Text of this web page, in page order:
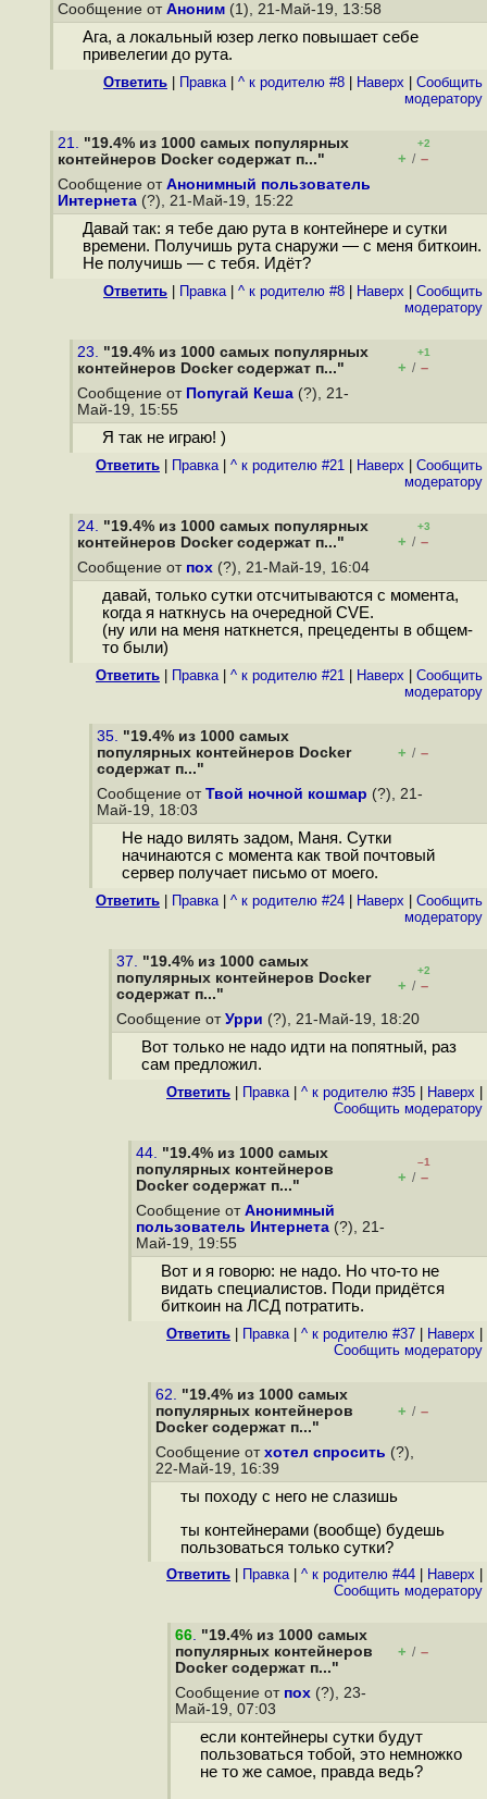
Сообщение от Аноним (1), 21-Май-19, 13:58
Ага, а локальный юзер легко повышает себе
привелегии до рута.
Ответить Правка| ^ к родителю #8 Наверх
Cообщить
модератору
21. "19.4% из 1000 самых популярных
контейнеров Docker содержат п..."
+2
+ / –
Сообщение от Анонимный пользователь
Интернета (?), 21-Май-19, 15:22
Давай так: я тебе даю рута в контейнере и сутки
времени. Получишь рута снаружи — с меня биткоин.
Не получишь — с тебя. Идёт?
Ответить Правка| ^ к родителю #8 Наверх
Cообщить
модератору
23. "19.4% из 1000 самых популярных
контейнеров Docker содержат п..."
+1
+ / –
Сообщение от Попугай Кеша (?), 21-
Май-19, 15:55
Я так не играю! )
Ответить Правка| ^ к родителю #21 Наверх
Cообщить
модератору
24. "19.4% из 1000 самых популярных
контейнеров Docker содержат п..."
+3
+ / –
Сообщение от пох (?), 21-Май-19, 16:04
давай, только сутки отсчитываются с момента,
когда я наткнусь на очередной CVE.
(ну или на меня наткнется, прецеденты в общем-
то были)
Ответить Правка| ^ к родителю #21 Наверх
Cообщить
модератору
35. "19.4% из 1000 самых
популярных контейнеров Docker
содержат п..."
+ / –
Сообщение от Твой ночной кошмар (?), 21-
Май-19, 18:03
Не надо вилять задом, Маня. Сутки
начинаются с момента как твой почтовый
сервер получает письмо от моего.
Ответить Правка| ^ к родителю #24 Наверх
Cообщить
модератору
37. "19.4% из 1000 самых
популярных контейнеров Docker
содержат п..."
+2
+ / –
Сообщение от Урри (?), 21-Май-19, 18:20
Вот только не надо идти на попятный, раз
сам предложил.
Ответить Правка| ^ к родителю #35 Наверх
Cообщить модератору
44. "19.4% из 1000 самых
популярных контейнеров
Docker содержат п..."
–1
+ / –
Сообщение от Анонимный
пользователь Интернета (?), 21-
Май-19, 19:55
Вот и я говорю: не надо. Но что-то не
видать специалистов. Поди придётся
биткоин на ЛСД потратить.
Ответить Правка| ^ к родителю #37 Наверх
Cообщить модератору
62. "19.4% из 1000 самых
популярных контейнеров
Docker содержат п..."
+ / –
Сообщение от хотел спросить (?),
22-Май-19, 16:39
ты походу с него не слазишь
ты контейнерами (вообще) будешь
пользоваться только сутки?
Ответить Правка| ^ к родителю #44 Наверх
Cообщить модератору
66. "19.4% из 1000 самых
популярных контейнеров
Docker содержат п..."
+ / –
Сообщение от пох (?), 23-
Май-19, 07:03
если контейнеры сутки будут
пользоваться тобой, это немножко
не то же самое, правда ведь?